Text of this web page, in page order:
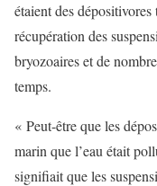
étaient des
récupération des
bryozoaires et de
temps.
« Peut-être que les
marin que l’eau était
signifiait que les